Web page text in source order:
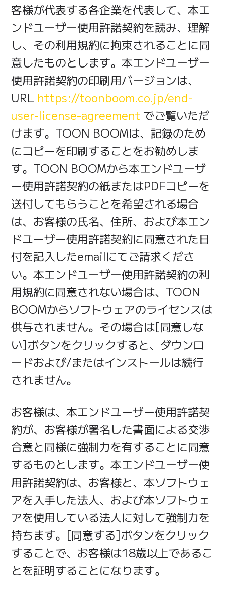
客様が代表する各企業を代表して、本エ
ンドユーザー使用許諾契約を読み、理解
し、その利用規約に拘束されることに同
意したものとします。本エンドユーザー
使用許諾契約の印刷用バージョンは、
URL https://toonboom.co.jp/end-
user-license-agreement でご覧いただ
けます。TOON BOOMは、記録のため
にコピーを印刷することをお勧めしま
す。TOON BOOMから本エンドユーザ
ー使用許諾契約の紙またはPDFコピーを
送付してもらうことを希望される場合
は、お客様の氏名、住所、および本エン
ドユーザー使用許諾契約に同意された日
付を記入したemailにてご請求くださ
い。本エンドユーザー使用許諾契約の利
用規約に同意されない場合は、TOON
BOOMからソフトウェアのライセンスは
供与されません。その場合は[同意しな
い]ボタンをクリックすると、ダウンロ
ードおよび/またはインストールは続行
されません。
お客様は、本エンドユーザー使用許諾契
約が、お客様が署名した書面による交渉
合意と同様に強制力を有することに同意
するものとします。本エンドユーザー使
用許諾契約は、お客様と、本ソフトウェ
アを入手した法人、および本ソフトウェ
アを使用している法人に対して強制力を
持ちます。[同意する]ボタンをクリック
することで、お客様は18歳以上であるこ
とを証明することになります。